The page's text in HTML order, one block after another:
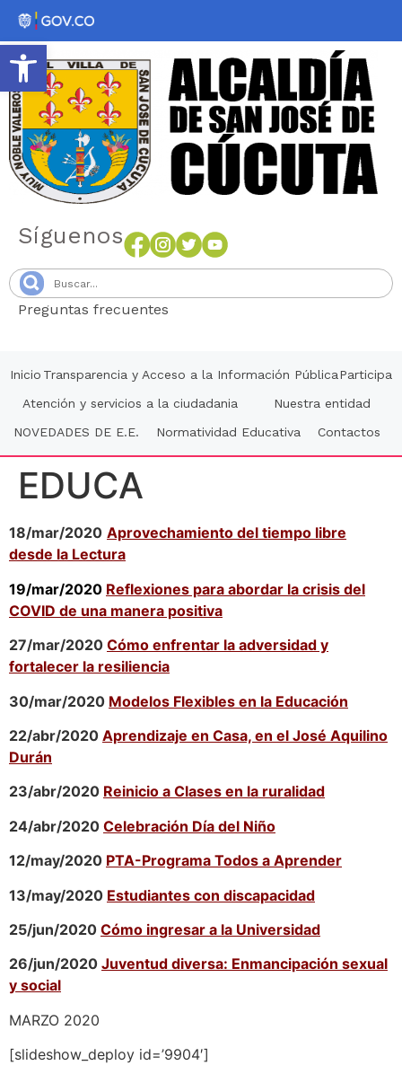
Abrir barra de herramientas
Síguenos
Preguntas frecuentes
Inicio Transparencia y Acceso a la Información PúblicaParticipa
Atención y servicios a la ciudadania
Nuestra entidad
NOVEDADES DE E.E.
Normatividad Educativa Contactos
EDUCA
18/mar/2020 Aprovechamiento del tiempo libre
desde la Lectura
19/mar/2020 Reflexiones para abordar la crisis del
COVID de una manera positiva
27/mar/2020 Cómo enfrentar la adversidad y
fortalecer la resiliencia
30/mar/2020 Modelos Flexibles en la Educación
22/abr/2020 Aprendizaje en Casa, en el José Aquilino
Durán
23/abr/2020 Reinicio a Clases en la ruralidad
24/abr/2020 Celebración Día del Niño
12/may/2020 PTA-Programa Todos a Aprender
13/may/2020 Estudiantes con discapacidad
25/jun/2020 Cómo ingresar a la Universidad
26/jun/2020 Juventud diversa: Enmancipación sexual
y social
MARZO 2020
[slideshow_deploy id=’9904′]